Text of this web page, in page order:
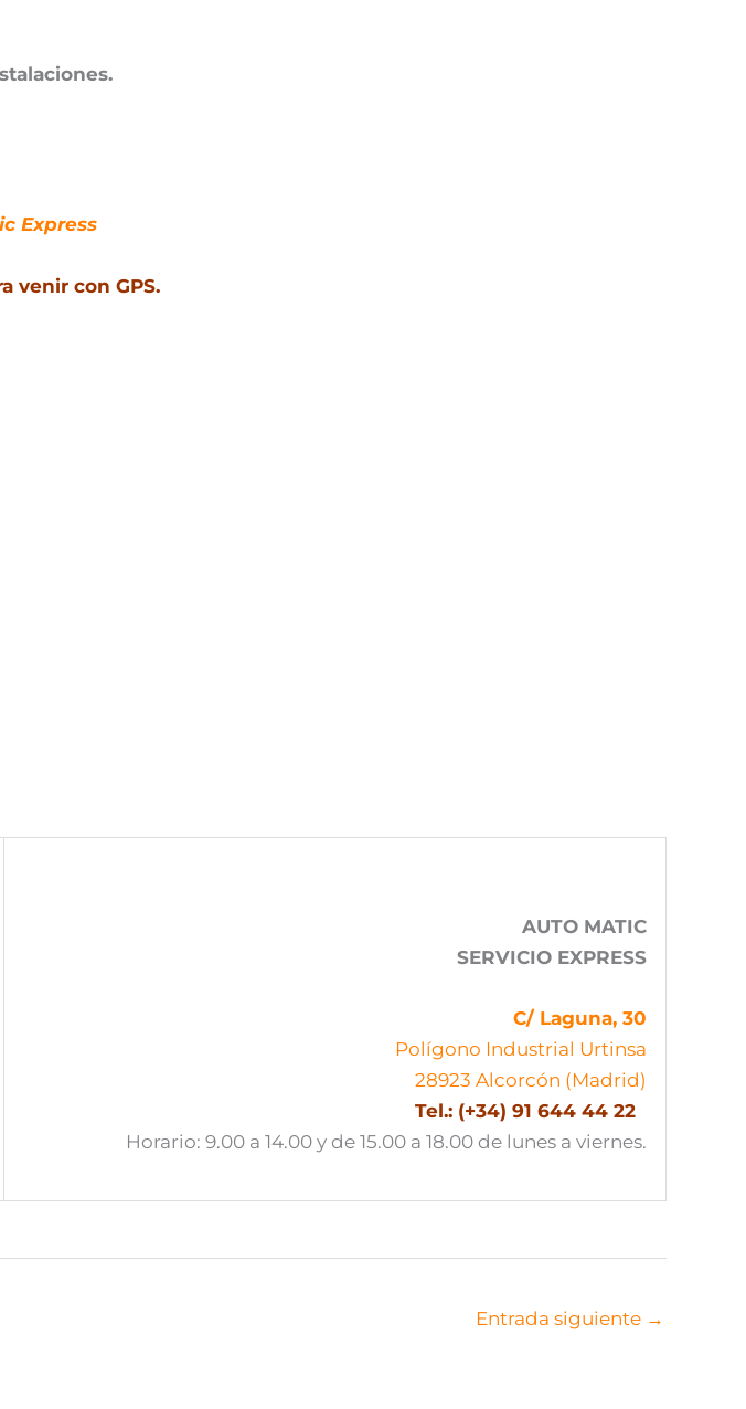
venir con GPS.
C/ Laguna, 30
28923 Alcorcón (Madrid)
Tel.: (+34) 91 644 44 22
Horario: 9.00 a 14.00 y de 15.00 a 18.00 de lunes a viernes.
Entrada siguiente→